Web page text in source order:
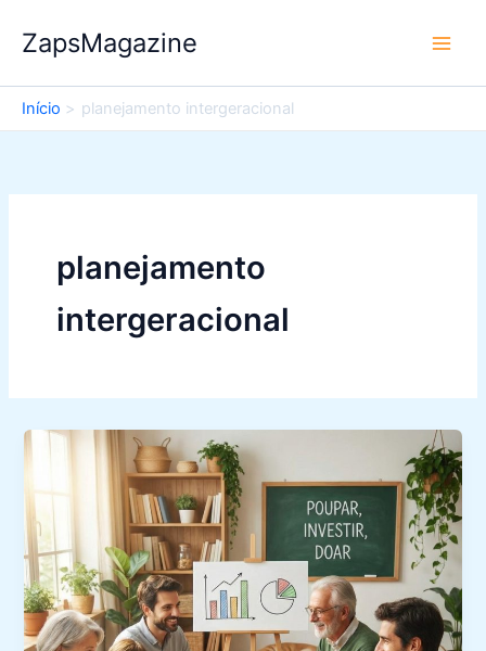
para
conteúdo
ZapsMagazine
Início planejamento intergeracional
planejamento
intergeracional